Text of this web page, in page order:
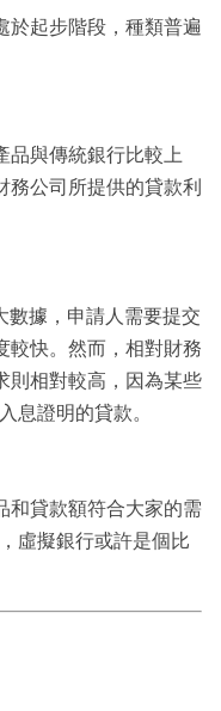
於起步階段，種類普遍
品與傳統銀行比較上
務公司所提供的貸款利
數據，申請人需要提交
較快。然而，相對財務
則相對較高，因為某些
息證明的貸款。
和貸款額符合大家的需
虛擬銀行或許是個比